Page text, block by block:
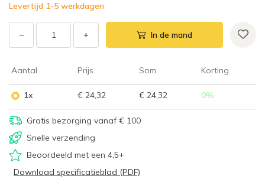
Levertijd 1-5 werkdagen
− + In de mand
Aantal Prijs Som Korting
1x € 24,32 € 24,32 0%
Gratis bezorging vanaf € 100
Snelle verzending
Beoordeeld met een 4,5+
Download specificatieblad (PDF)